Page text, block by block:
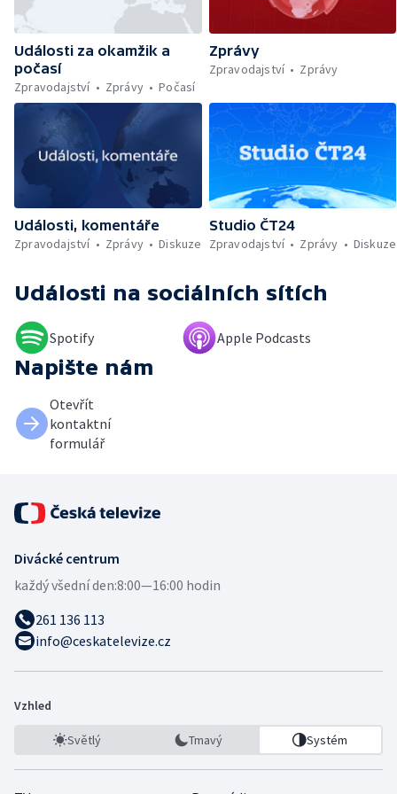
darovat peníze ušetřené za rekultivaci —
Wales nepodpoří Infantina do vedení FIFA —
Rozkol turecké opozice — Dokončená
rekonstrukce křižovatky Mileta — Problémy
se zřizováním dětských skupin — První
člověk, který přeplaval Baltské moře —
Práce v zemědělství během vysokých
teplot — Tvůrčí přestávka Ariany Grande —
Přemnožení krokodýlů na Borneu — Český
hlas ve vesmíru
Události za okamžik a
počasí
Zpravodajství
Zprávy Počasí
Zprávy
Zpravodajství
Zprávy
Události, komentáře
Zpravodajství
Zprávy Diskuze
Studio ČT24
Zpravodajství
Zprávy Diskuze
Události na sociálních sítích
Spotify Apple Podcasts
Napište nám
Otevřít
kontaktní
formulář
Divácké centrum
každý všední den:8:00—16:00 hodin
261 136 113
info@ceskatelevize.cz
Vzhled
Světlý Tmavý Systém